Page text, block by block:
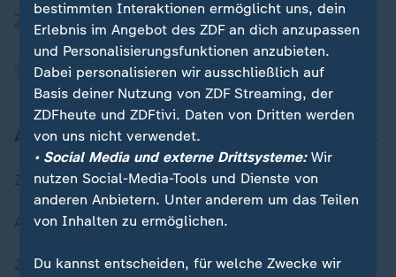
Aktuell bei ZDFheute
Zuletzt veröffentlicht
Aktuelle Sendungs-Videos
ZDFheute Stories
bestimmten Interaktionen ermöglicht uns, dein
Erlebnis im Angebot des ZDF an dich anzupassen
und Personalisierungsfunktionen anzubieten.
Dabei personalisieren wir ausschließlich auf
Basis deiner Nutzung von ZDF Streaming, der
ZDFheute und ZDFtivi. Daten von Dritten werden
von uns nicht verwendet.
• Social Media und externe Drittsysteme:Wir
nutzen Social-Media-Tools und Dienste von
anderen Anbietern. Unter anderem um das Teilen
von Inhalten zu ermöglichen.
Du kannst entscheiden, für welche Zwecke wir